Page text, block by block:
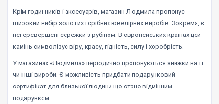
Крім годинників і аксесуарів, магазин Людмила пропонує
широкий вибір золотих і срібних ювелірних виробів. Зокрема, є
неперевершені сережки з рубіном. В європейських країнах цей
камінь символізує віру, красу, гідність, силу і хоробрість.
У магазинах «Людмила» періодично пропонуються знижки на ті
чи інші вироби. Є можливість придбати подарунковий
сертифікат для близької людини що стане відмінним
подарунком.